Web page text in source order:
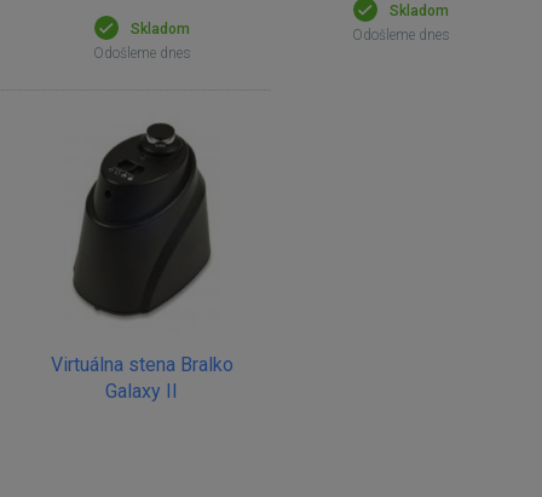
Skladom
Odošleme dnes
Skladom
Odošleme dnes
Virtuálna stena Bralko
Galaxy II